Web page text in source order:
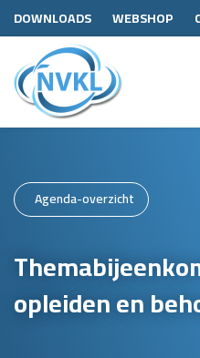
DOWNLOADS WEBSHOP
Agenda-overzicht
opleiden en